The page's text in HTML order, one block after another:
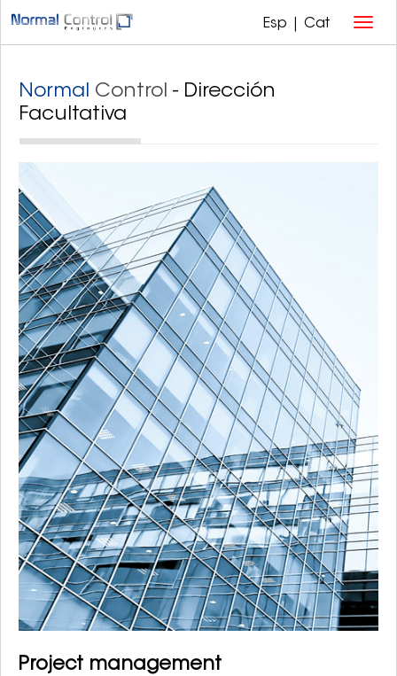
Esp Cat
Normal Control - Dirección
Facultativa
Project management